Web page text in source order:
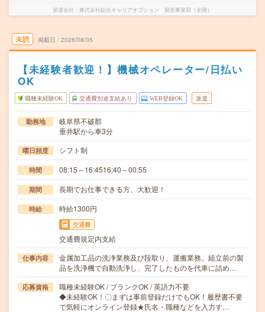
派遣会社 株式会社綜合キャリアオプション 製造事業部（全国）
未読 掲載日 2026/08/05
【未経験者歓迎！】機械オペレーター/日払い
OK
職種未経験OK 交通費別途支給あり WEB登録OK 派遣
勤務地
岐阜県不破郡
垂井駅から車3分
曜日頻度 シフト制
時間 08:15～16:4516:40～00:55
期間 長期でお仕事できる方、大歓迎！
時給 時給1300円
交通費
交通費規定内支給
仕事内容
金属加工品の洗浄業務及び段取り、運搬業務。組立前の製
品を洗浄機で自動洗浄し、完了したものを代車に詰め…
応募資格
職種未経験OK / ブランクOK / 英語力不要
◆未経験OK！〇まずは事前登録だけでもOK！履歴書不要
で気軽にオンライン登録★氏名・職種などを入力す…